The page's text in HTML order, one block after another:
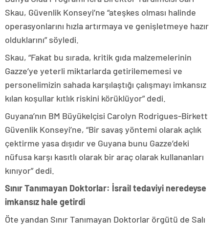
Skau, Güvenlik Konseyi’ne “ateşkes olması halinde
operasyonlarını hızla artırmaya ve genişletmeye hazır
olduklarını” söyledi.
Skau, “Fakat bu sırada, kritik gıda malzemelerinin
Gazze’ye yeterli miktarlarda getirilememesi ve
personelimizin sahada karşılaştığı çalışmayı imkansız
kılan koşullar kıtlık riskini körüklüyor” dedi.
Guyana’nın BM Büyükelçisi Carolyn Rodrigues-Birkett
Güvenlik Konseyi’ne, “Bir savaş yöntemi olarak açlık
çektirme yasa dışıdır ve Guyana bunu Gazze’deki
nüfusa karşı kasıtlı olarak bir araç olarak kullananları
kınıyor” dedi.
Sınır Tanımayan Doktorlar: İsrail tedaviyi neredeyse
imkansız hale getirdi
Öte yandan Sınır Tanımayan Doktorlar örgütü de Salı